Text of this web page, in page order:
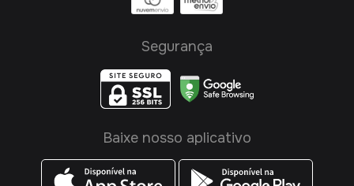
Segurança
Baixe nosso aplicativo